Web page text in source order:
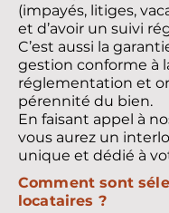
(impayés, litiges,
et d’avoir un suivi
C’est aussi la
gestion conforme à
réglementation et
pérennité du bien.
En faisant appel à
vous aurez un
unique et dédié à
Comment sont
locataires ?